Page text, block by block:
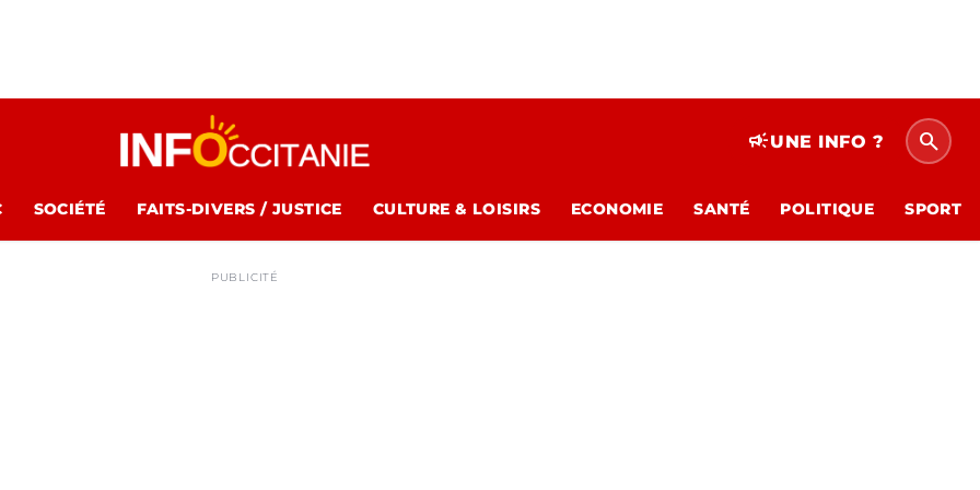
campaignUNE INFO ? search
SOCIÉTÉ FAITS-DIVERS / JUSTICE CULTURE & LOISIRS ECONOMIE SANTÉ POLITIQUE SPORT
PUBLICITÉ